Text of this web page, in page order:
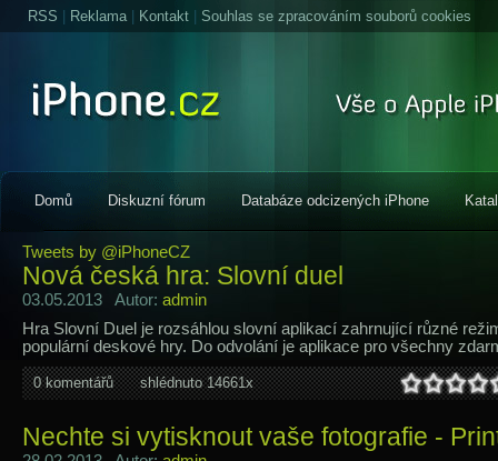
RSS Reklama| Kontakt Souhlas se zpracováním souborů cookies
Domů Diskuzní fórum Databáze odcizených iPhone
Tweets by @iPhoneCZ
Nová česká hra: Slovní duel
03.05.2013 Autor: admin
Hra Slovní Duel je rozsáhlou slovní aplikací zahrnující různé
populární deskové hry. Do odvolání je aplikace pro všechny
0 komentářů shlédnuto 14661x
Nechte si vytisknout vaše fotografie -